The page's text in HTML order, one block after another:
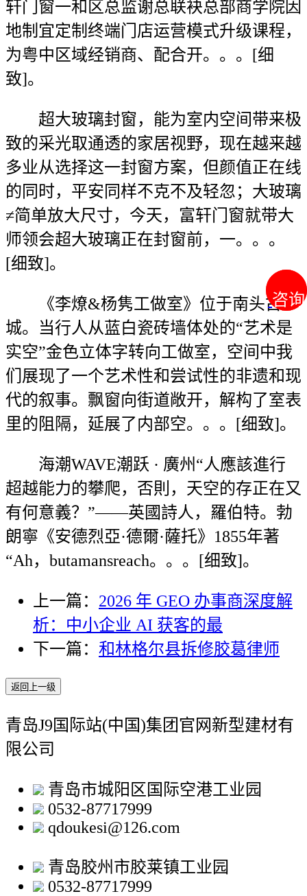
咨询
咨询
轩门窗一和区总监谢总联袂总部商学院因
地制宜定制终端门店运营模式升级课程，
为粤中区域经销商、配合开。。。[细
致]。
超大玻璃封窗，能为室内空间带来极
致的采光取通透的家居视野，现在越来越
多业从选择这一封窗方案，但颜值正在线
的同时，平安同样不克不及轻忽；大玻璃
≠简单放大尺寸，今天，富轩门窗就带大
师领会超大玻璃正在封窗前，一。。。
[细致]。
《李燎&杨隽工做室》位于南头古
城。当行人从蓝白瓷砖墙体处的“艺术是
实空”金色立体字转向工做室，空间中我
们展现了一个艺术性和尝试性的非遗和现
代的叙事。飘窗向街道敞开，解构了室表
里的阻隔，延展了内部空。。。[细致]。
海潮WAVE潮跃 · 廣州“人應該進行
超越能力的攀爬，否則，天空的存正在又
有何意義？”——英國詩人，羅伯特。勃
朗寧《安德烈亞·德爾·薩托》1855年著
“Ah，butamansreach。。。[细致]。
上一篇： 2026 年 GEO 办事商深度解
析：中小企业 AI 获客的最
下一篇： 和林格尔县拆修胶葛律师
返回上一级
青岛J9国际站(中国)集团官网新型建材有
限公司
青岛市城阳区国际空港工业园
0532-87717999
qdoukesi@126.com
青岛胶州市胶莱镇工业园
0532-87717999